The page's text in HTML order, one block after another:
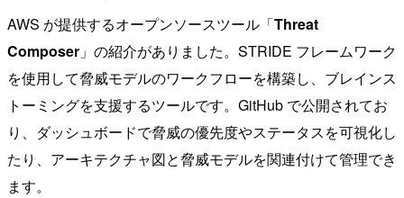
AWS が提供するオープンソースツール「Threat
Composer 」の紹介がありました。STRIDE フレームワーク
を使用して脅威モデルのワークフローを構築し、ブレインス
トーミングを支援するツールです。GitHub で公開されてお
り、ダッシュボードで脅威の優先度やステータスを可視化し
たり、アーキテクチャ図と脅威モデルを関連付けて管理でき
ます。